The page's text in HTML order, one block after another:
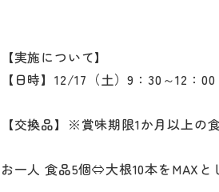
【実施について】
【日時】12/17（土）9：30～12：00
【交換品】※賞味期限1か月以上の
お一人 食品5個⇔大根10本をMAXと